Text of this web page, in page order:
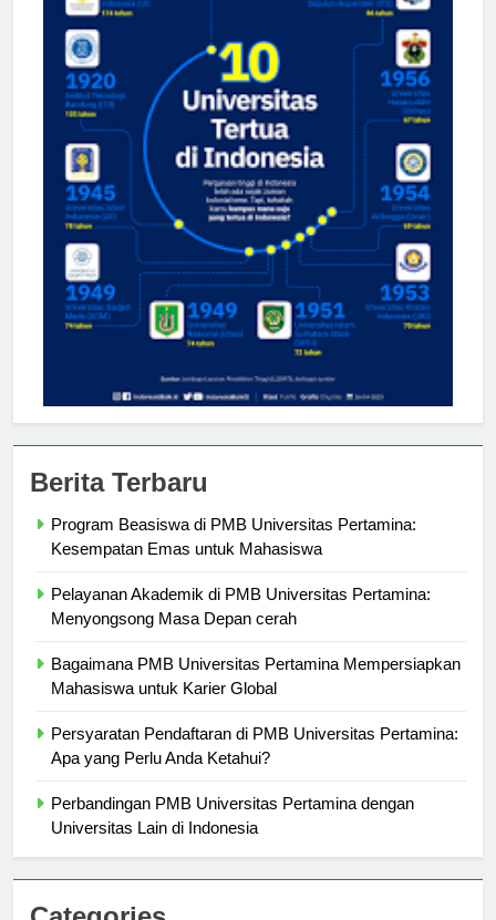
Program Beasiswa di PMB Universitas Pertamina:
Pelayanan Akademik di PMB Universitas Pertamina:
Bagaimana PMB Universitas Pertamina Mempersiapkan
Persyaratan Pendaftaran di PMB Universitas Pertamina:
Perbandingan PMB Universitas Pertamina dengan